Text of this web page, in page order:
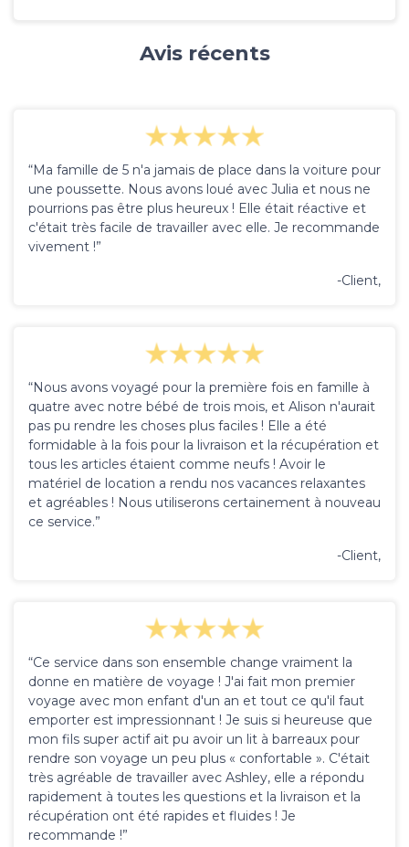
Avis récents
“Ma famille de 5 n'a jamais de place dans la voiture pour
une poussette. Nous avons loué avec Julia et nous ne
pourrions pas être plus heureux ! Elle était réactive et
c'était très facile de travailler avec elle. Je recommande
vivement !”
-Client,
“Nous avons voyagé pour la première fois en famille à
quatre avec notre bébé de trois mois, et Alison n'aurait
pas pu rendre les choses plus faciles ! Elle a été
formidable à la fois pour la livraison et la récupération et
tous les articles étaient comme neufs ! Avoir le
matériel de location a rendu nos vacances relaxantes
et agréables ! Nous utiliserons certainement à nouveau
ce service.”
-Client,
“Ce service dans son ensemble change vraiment la
donne en matière de voyage ! J'ai fait mon premier
voyage avec mon enfant d'un an et tout ce qu'il faut
emporter est impressionnant ! Je suis si heureuse que
mon fils super actif ait pu avoir un lit à barreaux pour
rendre son voyage un peu plus « confortable ». C'était
très agréable de travailler avec Ashley, elle a répondu
rapidement à toutes les questions et la livraison et la
récupération ont été rapides et fluides ! Je
recommande !”